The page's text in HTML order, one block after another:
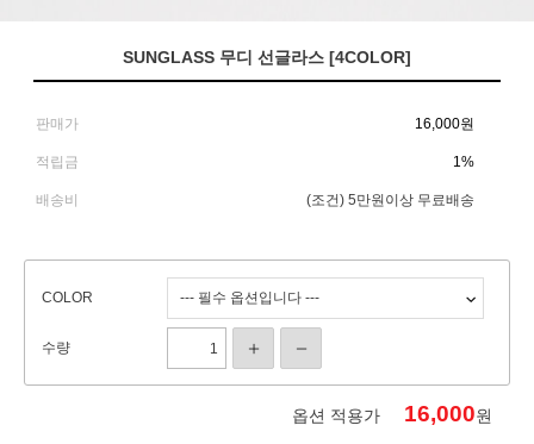
SUNGLASS 무디 선글라스 [4COLOR]
판매가 16,000원
적립금 1%
배송비 (조건) 5만원이상 무료배송
COLOR
수량
옵션 적용가 16,000원